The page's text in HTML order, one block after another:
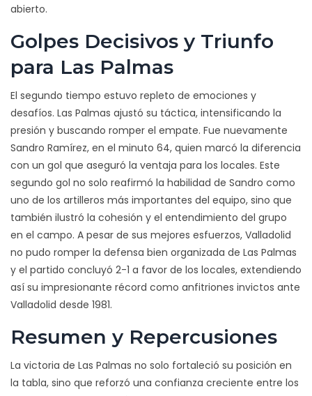
abierto.
Golpes Decisivos y Triunfo
para Las Palmas
El segundo tiempo estuvo repleto de emociones y
desafíos. Las Palmas ajustó su táctica, intensificando la
presión y buscando romper el empate. Fue nuevamente
Sandro Ramírez, en el minuto 64, quien marcó la diferencia
con un gol que aseguró la ventaja para los locales. Este
segundo gol no solo reafirmó la habilidad de Sandro como
uno de los artilleros más importantes del equipo, sino que
también ilustró la cohesión y el entendimiento del grupo
en el campo. A pesar de sus mejores esfuerzos, Valladolid
no pudo romper la defensa bien organizada de Las Palmas
y el partido concluyó 2-1 a favor de los locales, extendiendo
así su impresionante récord como anfitriones invictos ante
Valladolid desde 1981.
Resumen y Repercusiones
La victoria de Las Palmas no solo fortaleció su posición en
la tabla, sino que reforzó una confianza creciente entre los